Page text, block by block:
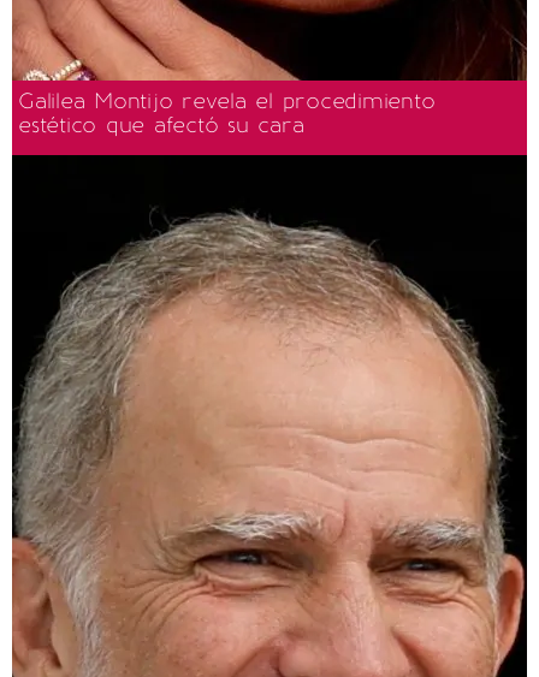
Galilea Montijo revela el procedimiento
estético que afectó su cara